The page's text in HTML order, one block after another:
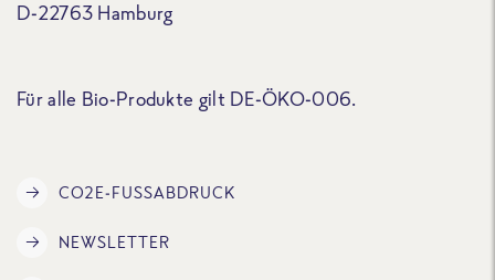
D-22763 Hamburg
Für alle Bio-Produkte gilt DE-ÖKO-006.
CO2E-FUSSABDRUCK
NEWSLETTER